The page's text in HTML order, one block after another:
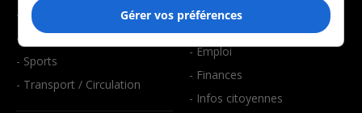
- Faits divers
- Santé et bien-être
- Sports
- Transport / Circulation
- Emploi
- Finances
- Infos citoyennes
Gérer vos préférences